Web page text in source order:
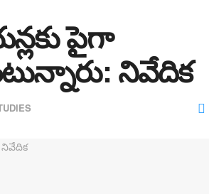
పైగా
నివేదిక